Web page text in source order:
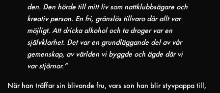
den. Den hörde till mitt liv som nattklubbsägare och
kreativ person. En fri, gränslös tillvaro där allt var
möjligt. Att dricka alkohol och ta droger var en
självklarhet. Det var en grundläggande del av vår
gemenskap, av världen vi byggde och ägde där vi
var stjärnor.”
När han träffar sin blivande fru, vars son han blir styvpappa till,